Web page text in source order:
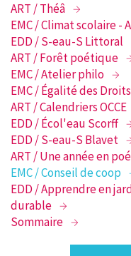
CONTACT
ART / Théâ
EMC / Climat scolaire -
EDD / S-eau-S Littoral
ART / Forêt poétique
EMC / Atelier philo
EMC / Égalité des
ART / Calendriers OCCE
EDD / Écol'eau Scorff
EDD / S-eau-S Blavet
ART / Une année en
EMC / Conseil de coop
EDD / Apprendre en
durable
Sommaire